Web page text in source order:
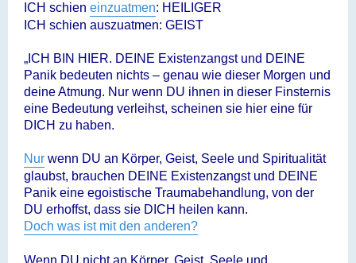
ICH schien einzuatmen: HEILIGER
ICH schien auszuatmen: GEIST
„ICH BIN HIER. DEINE Existenzangst und DEINE
Panik bedeuten nichts – genau wie dieser Morgen und
deine Atmung. Nur wenn DU ihnen in dieser Finsternis
eine Bedeutung verleihst, scheinen sie hier eine für
DICH zu haben.
Nur wenn DU an Körper, Geist, Seele und Spiritualität
glaubst, brauchen DEINE Existenzangst und DEINE
Panik eine egoistische Traumabehandlung, von der
DU erhoffst, dass sie DICH heilen kann.
Doch was ist mit den anderen?